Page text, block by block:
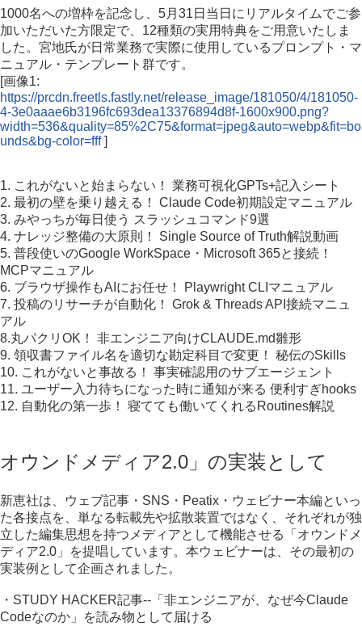
1000名への増枠を記念し、5月31日当日にリアルタイムでご参
加いただいた方限定で、12種類の実用特典をご用意いたしま
した。宮地氏が日常業務で実際に使用しているプロンプト・マ
ニュアル・テンプレート群です。
[画像1:
https://prcdn.freetls.fastly.net/release_image/181050/4/181050-
4-3e0aaae6b3196fc693dea13376894d8f-1600x900.png?
width=536&quality=85%2C75&format=jpeg&auto=webp&fit=bo
unds&bg-color=fff]
1. これがないと始まらない！ 業務可視化GPTs+記入シート
2. 最初の壁を乗り越える！ Claude Code初期設定マニュアル
3. みやっちが毎日使う スラッシュコマンド9選
4. ナレッジ整備の大原則！ Single Source of Truth解説動画
5. 普段使いのGoogle WorkSpace・Microsoft 365と接続！
MCPマニュアル
6. ブラウザ操作もAIにお任せ！ Playwright CLIマニュアル
7. 投稿のリサーチが自動化！ Grok & Threads API接続マニュ
アル
8.丸パクリOK！ 非エンジニア向けCLAUDE.md雛形
9. 領収書ファイル名を適切な勘定科目で変更！ 秘伝のSkills
10. これがないと事故る！ 事実確認用のサブエージェント
11. ユーザー入力待ちになった時に通知が来る 便利すぎhooks
12. 自動化の第一歩！ 寝てても働いてくれるRoutines解説
オウンドメディア2.0」の実装として
新恵社は、ウェブ記事・SNS・Peatix・ウェビナー本編といっ
た各接点を、単なる転載先や拡散装置ではなく、それぞれが独
立した編集思想を持つメディアとして機能させる「オウンドメ
ディア2.0」を提唱しています。本ウェビナーは、その最初の
実装例として企画されました。
・STUDY HACKER記事--「非エンジニアが、なぜ今Claude
Codeなのか」を読み物として届ける